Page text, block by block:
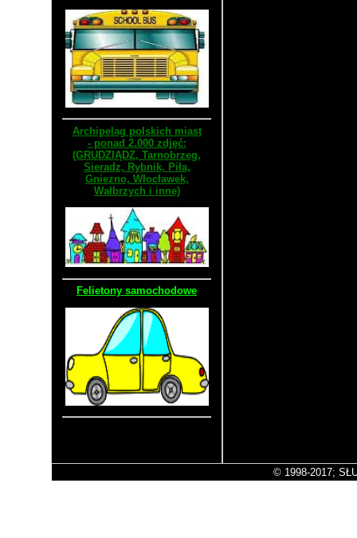
Archipelag polskich miast
- ponad 2.000 zdjęć:
(GRUDZIĄDZ, Tarnobrzeg,
Sieradz, Rybnik, Piła,
Gniezno, Włocławek,
Wałbrzych i inne)
Felietony samochodowe
© 1998-2017;